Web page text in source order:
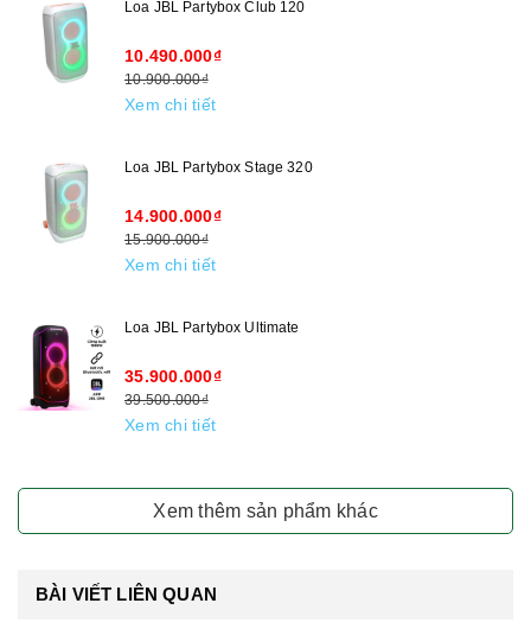
Loa JBL Partybox Club 120
10.490.000₫
10.900.000₫
Xem chi tiết
Loa JBL Partybox Stage 320
14.900.000₫
15.900.000₫
Xem chi tiết
Loa JBL Partybox Ultimate
35.900.000₫
39.500.000₫
Xem chi tiết
Xem thêm sản phẩm khác
BÀI VIẾT LIÊN QUAN